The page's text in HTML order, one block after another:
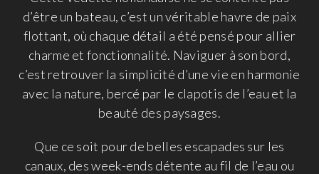
d’être un bateau, c’est un véritable havre de paix
flottant, où chaque détail a été pensé pour allier
charme et fonctionnalité. Naviguer à son bord,
c’est retrouver la simplicité d’une vie en harmonie
avec la nature, bercé par le clapotis de l’eau et la
beauté des paysages.
Que ce soit pour de belles escapades sur les
canaux, des week-ends détente au fil de l’eau ou